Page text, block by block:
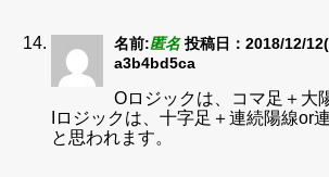
名前:匿名 投稿日：2018/12/
a3b4bd5ca
Oロジックは、コマ足＋大
Iロジックは、十字足＋連続陽線or
と思われます。